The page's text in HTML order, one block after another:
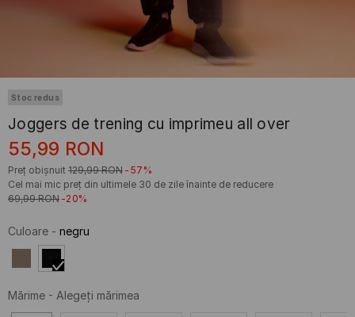
Stoc redus
Joggers de trening cu imprimeu all over
55,99 RON
Preț obișnuit 129,99 RON -57%
Cel mai mic preț din ultimele 30 de zile înainte de reducere
69,99 RON -20%
Culoare - negru
Mărime - Alegeţi mărimea